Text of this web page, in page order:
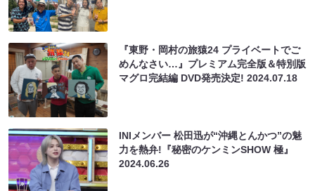
『東野・岡村の旅猿24 プライベートでご
めんなさい…』プレミアム完全版＆特別版
マグロ完結編 DVD発売決定!2024.07.18
INIメンバー 松田迅が“沖縄とんかつ”の魅
力を熱弁!『秘密のケンミンSHOW 極』
2024.06.26